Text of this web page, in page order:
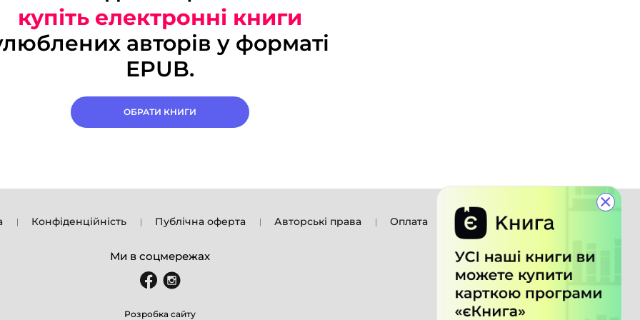
×
купіть електронні книги
авторів у форматі
EPUB.
ОБРАТИ КНИГИ
Конфіденційність Публічна оферта Авторські права Оплата
Ми в соцмережах
Розробка сайту